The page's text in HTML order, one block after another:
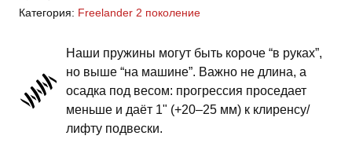
Freelander 2
пружины
задней
подвески
Категория: Freelander 2 поколение
Наши пружины могут быть короче “в руках”,
но выше “на машине”. Важно не длина, а
осадка под весом: прогрессия проседает
меньше и даёт 1" (+20–25 мм) к клиренсу/
лифту подвески.